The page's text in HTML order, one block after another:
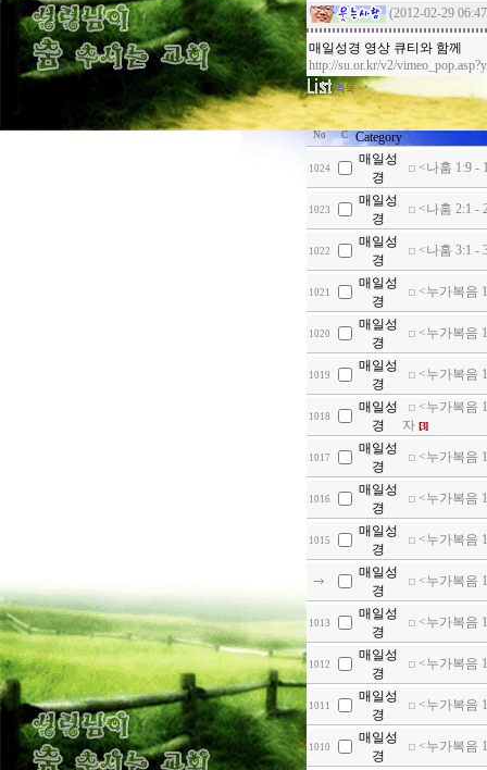
(2012-02-29
매일성경 영상 큐티와 함께
http://su.or.kr/v2/
No C Category
1024
매일성
경
<나훔 1:9 -
1023
매일성
경
<나훔 2:1 -
1022
매일성
경
<나훔 3:1 -
1021
매일성
경
<누가복음
1020
매일성
경
<누가복음
1019
매일성
경
<누가복음
1018
매일성
경
<누가복음
자 [3]
1017
매일성
경
<누가복음
1016
매일성
경
<누가복음
1015
매일성
경
<누가복음
매일성
경
<누가복음
1013
매일성
경
<누가복음
1012
매일성
경
<누가복음
1011
매일성
경
<누가복음
1010
매일성
경
<누가복음